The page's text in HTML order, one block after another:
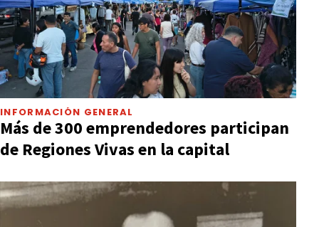
INFORMACIÓN GENERAL
Más de 300 emprendedores participan
de Regiones Vivas en la capital